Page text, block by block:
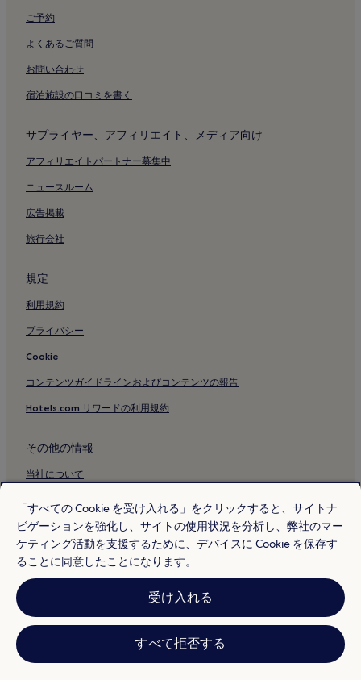
ご予約
よくあるご質問
お問い合わせ
宿泊施設の口コミを書く
サプライヤー、アフィリエイト、メディア向け
アフィリエイトパートナー募集中
ニュースルーム
広告掲載
旅行会社
規定
利用規約
プライバシー
Cookie
コンテンツガイドラインおよびコンテンツの報告
Hotels.com リワードの利用規約
その他の情報
当社について
旅行ガイド
Hotels.com リワード
* 一部のホテルは、チェックイン日の 24 時間以上前までにキャンセルす
ることを条件としています。詳細はウェブサイトでご覧ください。
© 2026 Hotels.com, L.P., an Expedia Group company. All rights reserved.
Hotels.com および Hotels.com のロゴは、Hotels.com, L.P. の商標または
「すべての Cookie を受け入れる」をクリックすると、サイトナ
ビゲーションを強化し、サイトの使用状況を分析し、弊社のマー
ケティング活動を支援するために、デバイスに Cookie を保存す
ることに同意したことになります。
受け入れる
すべて拒否する